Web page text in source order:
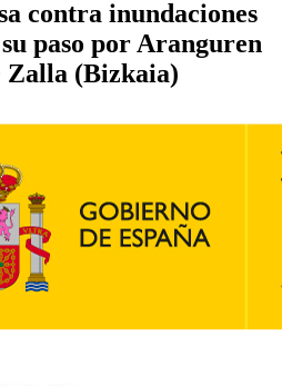
contra inundaciones
paso por Aranguren
Zalla (Bizkaia)